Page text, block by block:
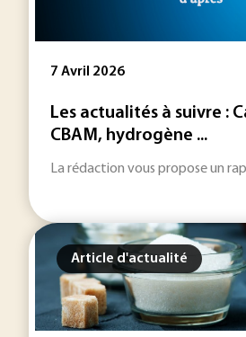
7 Avril 2026
Les actualités à suivre :
CBAM, hydrogène ...
La rédaction vous propose un
Article d'actualité